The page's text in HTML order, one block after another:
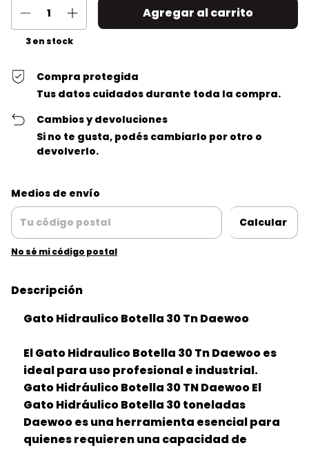
3en stock
Compra protegida
Tus datos cuidados durante toda la compra.
Cambios y devoluciones
Si no te gusta, podés cambiarlo por otro o
devolverlo.
Entregas para el CP:
Medios de envío
Calcular
No sé mi código postal
Descripción
Gato Hidraulico Botella 30 Tn Daewoo
El Gato Hidraulico Botella 30 Tn Daewoo es
ideal para uso profesional e industrial.
Gato Hidráulico Botella 30 TN Daewoo El
Gato Hidráulico Botella 30 toneladas
Daewoo es una herramienta esencial para
quienes requieren una capacidad de